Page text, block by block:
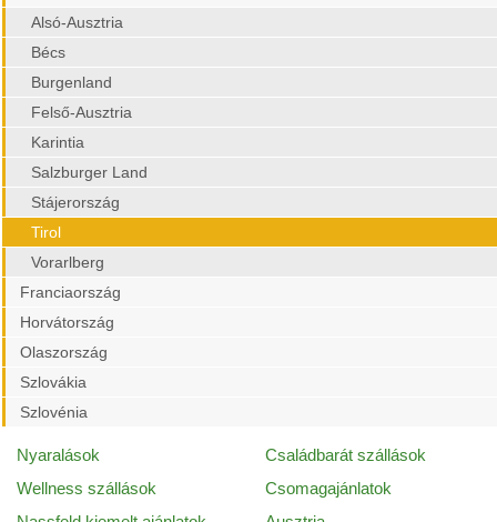
Alsó-Ausztria
Bécs
Burgenland
Felső-Ausztria
Karintia
Salzburger Land
Stájerország
Tirol
Vorarlberg
Franciaország
Horvátország
Olaszország
Szlovákia
Szlovénia
Nyaralások
Családbarát szállások
Wellness szállások
Csomagajánlatok